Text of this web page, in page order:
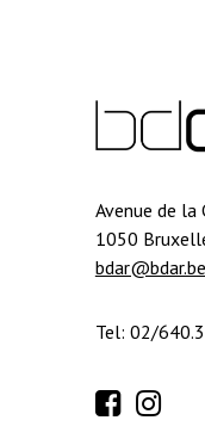
Avenue de la
1050
bdar@bdar.be
Tel: 02/